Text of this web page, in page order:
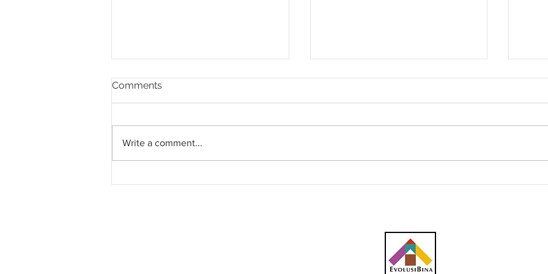
Comments
Write a comment...